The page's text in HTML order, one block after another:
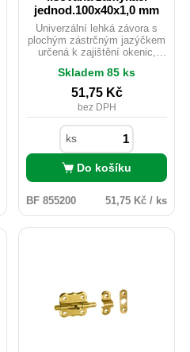
jednod.100x40x1,0 mm
Univerzální lehká závora s
plochým zástrčným jazýčkem
určená k zajištění okenic,
samovolnému otevření či
pohybu dvířek a vík.
Skladem 85 ks
51,75 Kč
bez DPH
ks
Do košíku
BF 855200 51,75 Kč / ks